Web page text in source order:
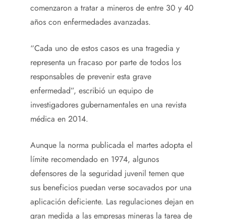
comenzaron a tratar a mineros de entre 30 y 40
años con enfermedades avanzadas.
“Cada uno de estos casos es una tragedia y
representa un fracaso por parte de todos los
responsables de prevenir esta grave
enfermedad”, escribió un equipo de
investigadores gubernamentales en una revista
médica en 2014.
Aunque la norma publicada el martes adopta el
límite recomendado en 1974, algunos
defensores de la seguridad juvenil temen que
sus beneficios puedan verse socavados por una
aplicación deficiente. Las regulaciones dejan en
gran medida a las empresas mineras la tarea de